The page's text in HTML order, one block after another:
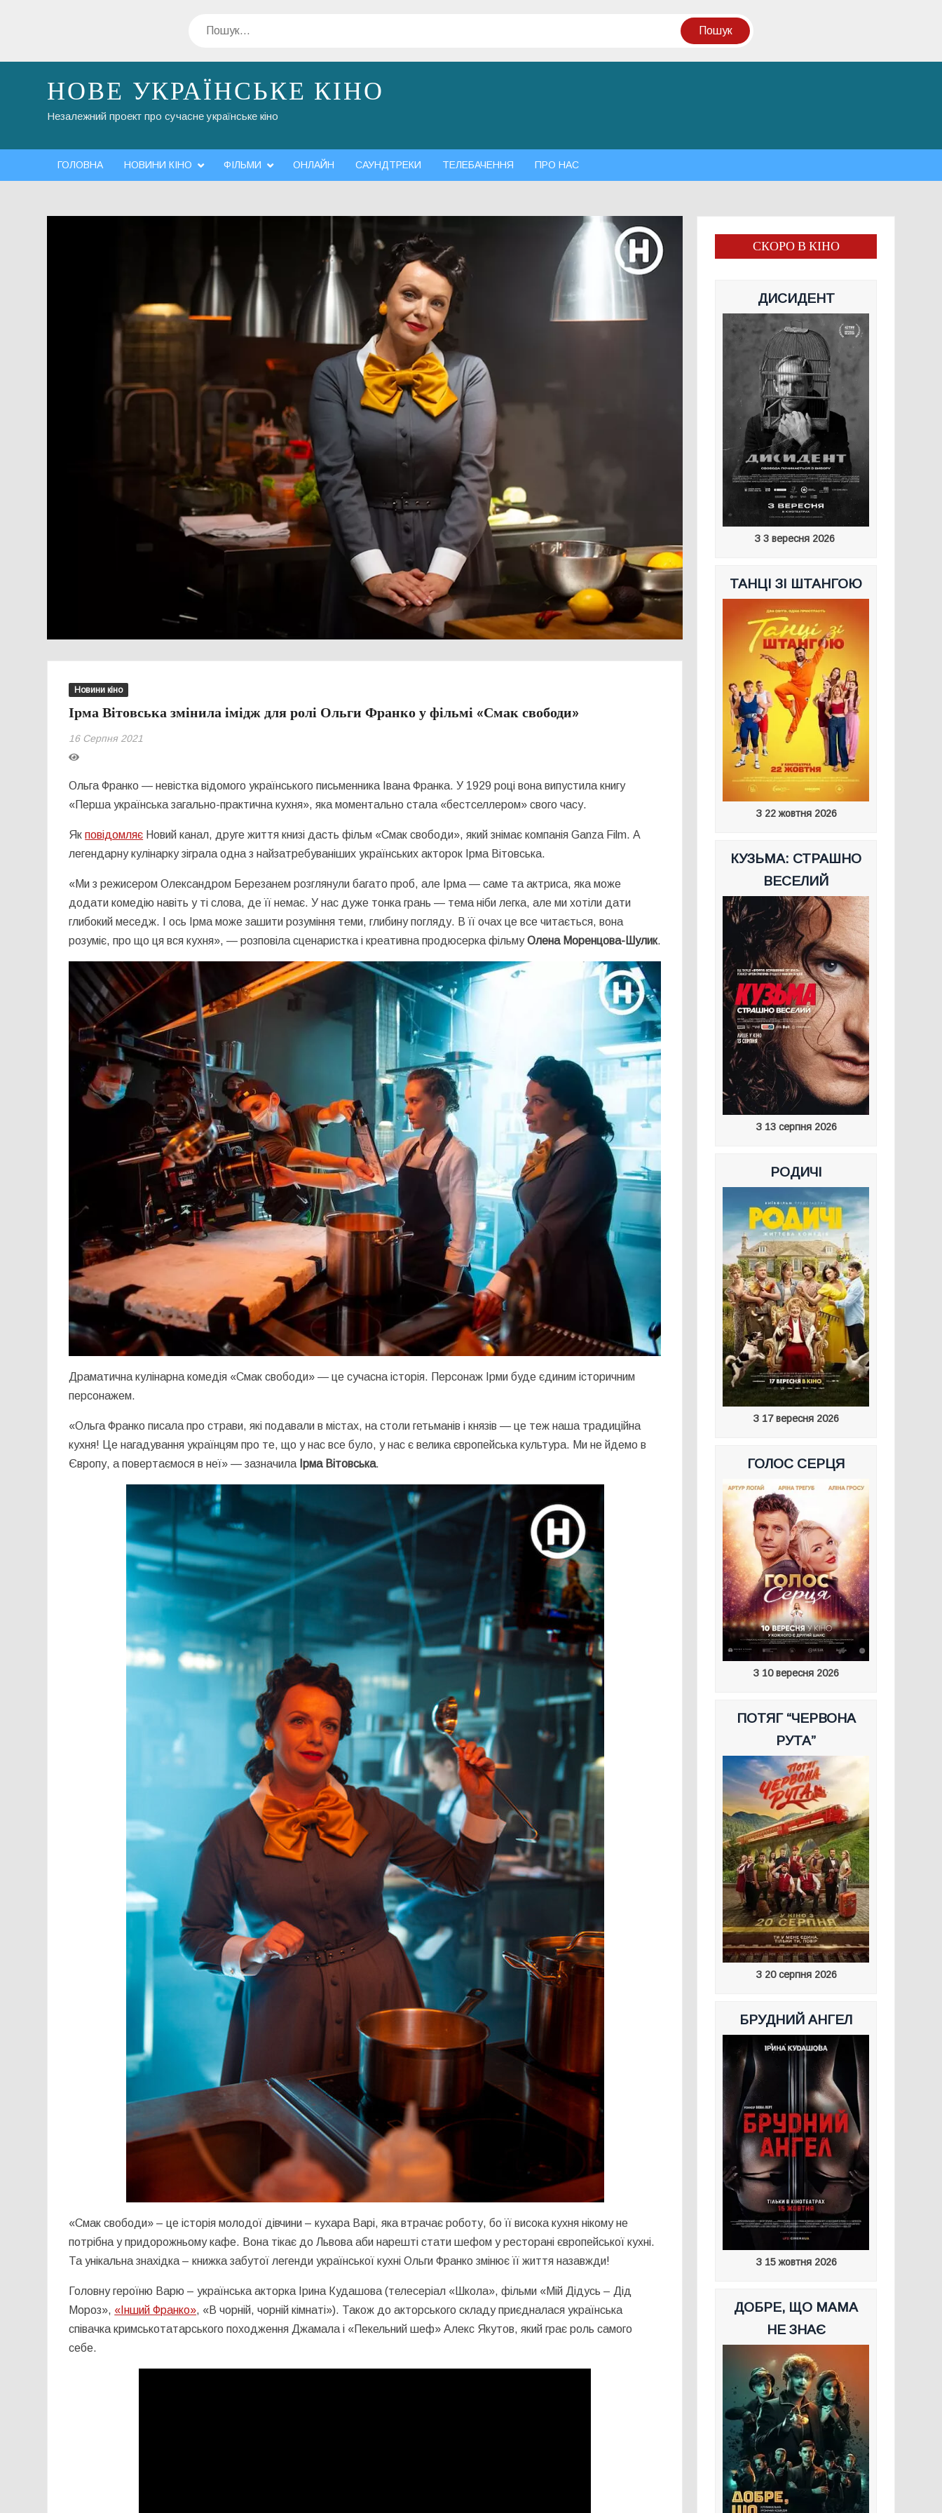
Пошук
НОВЕ УКРАЇНСЬКЕ КІНО
Незалежний проект про сучасне українське кіно
ГОЛОВНА НОВИНИ КІНО ФІЛЬМИ ОНЛАЙН САУНДТРЕКИ ТЕЛЕБАЧЕННЯ ПРО НАС
Новини кіно
Ірма Вітовська змінила імідж для ролі Ольги Франко у фільмі «Смак свободи»
16 Серпня 2021
Ольга Франко — невістка відомого українського письменника Івана Франка. У 1929 році вона випустила книгу
«Перша українська загально-практична кухня», яка моментально стала «бестселлером» свого часу.
Якповідомляє Новий канал, друге життя книзі дасть фільм «Смак свободи», який знімає компанія Ganza Film. А
легендарну кулінарку зіграла одна з найзатребуваніших українських акторок Ірма Вітовська.
«Ми з режисером Олександром Березанем розглянули багато проб, але Ірма — саме та актриса, яка може
додати комедію навіть у ті слова, де її немає. У нас дуже тонка грань — тема ніби легка, але ми хотіли дати
глибокий меседж. І ось Ірма може зашити розуміння теми, глибину погляду. В її очах це все читається, вона
розуміє, про що ця вся кухня», — розповіла сценаристка і креативна продюсерка фільмуОлена Моренцова-Шулик.
Драматична кулінарна комедія «Смак свободи» — це сучасна історія. Персонаж Ірми буде єдиним історичним
персонажем.
«Ольга Франко писала про страви, які подавали в містах, на столи гетьманів і князів — це теж наша традиційна
кухня! Це нагадування українцям про те, що у нас все було, у нас є велика європейська культура. Ми не йдемо в
Європу, а повертаємося в неї» — зазначила Ірма Вітовська.
«Смак свободи» – це історія молодої дівчини – кухара Варі, яка втрачає роботу, бо її висока кухня нікому не
потрібна у придорожньому кафе. Вона тікає до Львова аби нарешті стати шефом у ресторані європейської кухні.
Та унікальна знахідка – книжка забутої легенди української кухні Ольги Франко змінює її життя назавжди!
Головну героїню Варю – українська акторка Ірина Кудашова (телесеріал «Школа», фільми «Мій Дідусь – Дід
Мороз», «Інший Франко», «В чорній, чорній кімнаті»). Також до акторського складу приєдналася українська
співачка кримськотатарського походження Джамала і «Пекельний шеф» Алекс Якутов, який грає роль самого
себе.
СКОРО В КІНО
ДИСИДЕНТ
З 3 вересня 2026
ТАНЦІ ЗІ ШТАНГОЮ
З 22 жовтня 2026
КУЗЬМА: СТРАШНО
ВЕСЕЛИЙ
З 13 серпня 2026
РОДИЧІ
З 17 вересня 2026
ГОЛОС СЕРЦЯ
З 10 вересня 2026
ПОТЯГ “ЧЕРВОНА
РУТА”
З 20 серпня 2026
БРУДНИЙ АНГЕЛ
З 15 жовтня 2026
ДОБРЕ, ЩО МАМА
НЕ ЗНАЄ